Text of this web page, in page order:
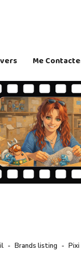
Me
Brands listing Pixi